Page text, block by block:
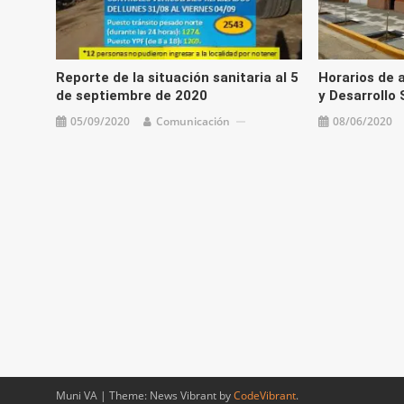
Reporte de la situación sanitaria al 5
de septiembre de 2020
05/09/2020 Comunicación
Horarios de
y Desarrollo
08/06/2020
Muni VA | Theme: News Vibrant byCodeVibrant.